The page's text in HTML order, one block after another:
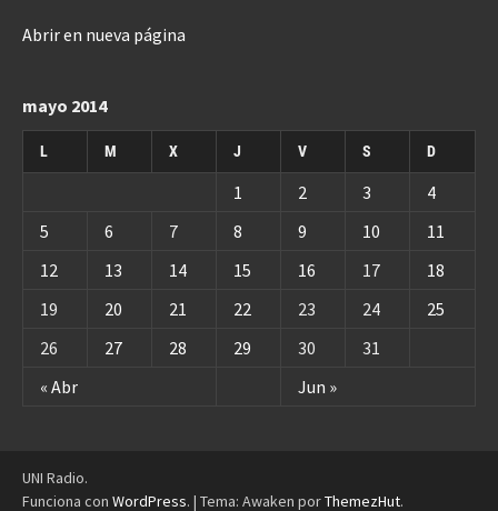
Abrir en nueva página
mayo 2014
L M X J V S D
« Abr Jun »
1 2 3
4
5
6 7 8 9 10
11
12
13 14 15 16 17
18
19
20 21 22 23 24
25
26
27 28 29 30 31
UNI Radio.
Funciona con WordPress. | Tema: Awaken porThemezHut.